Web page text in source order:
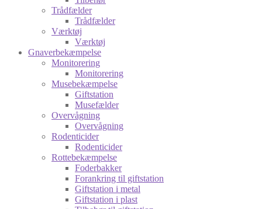
Trådfælder
Trådfælder
Værktøj
Værktøj
Gnaverbekæmpelse
Monitorering
Monitorering
Musebekæmpelse
Giftstation
Musefælder
Overvågning
Overvågning
Rodenticider
Rodenticider
Rottebekæmpelse
Foderbakker
Forankring til giftstation
Giftstation i metal
Giftstation i plast